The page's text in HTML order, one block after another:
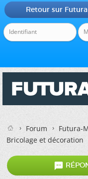
Retour sur Futura
Forum
Futura-
Bricolage et décoration
